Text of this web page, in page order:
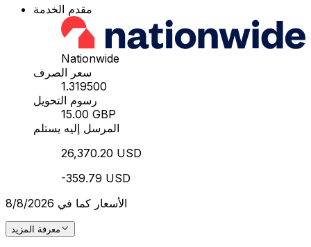
مقدم الخدمة
Nationwide
سعر الصرف
1.319500
رسوم التحويل
15.00 GBP
المرسل إليه يستلم
26,370.20 USD
-359.79 USD
الأسعار كما في 8/8/2026
معرفة المزيد